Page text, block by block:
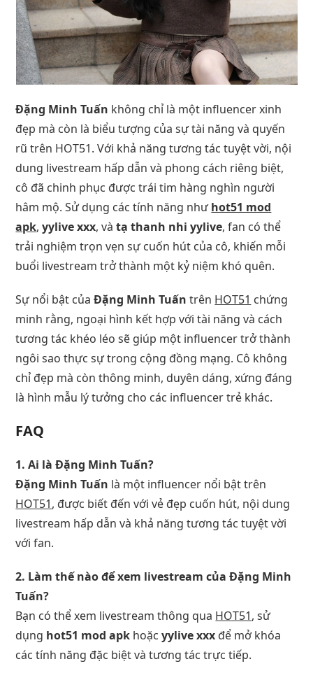
Đặng Minh Tuấn không chỉ là một influencer xinh
đẹp mà còn là biểu tượng của sự tài năng và quyến
rũ trên HOT51. Với khả năng tương tác tuyệt vời, nội
dung livestream hấp dẫn và phong cách riêng biệt,
cô đã chinh phục được trái tim hàng nghìn người
hâm mộ. Sử dụng các tính năng nhưhot51 mod
apk,yylive xxx, vàtạ thanh nhi yylive, fan có thể
trải nghiệm trọn vẹn sự cuốn hút của cô, khiến mỗi
buổi livestream trở thành một kỷ niệm khó quên.
Sự nổi bật củaĐặng Minh Tuấn trên HOT51 chứng
minh rằng, ngoại hình kết hợp với tài năng và cách
tương tác khéo léo sẽ giúp một influencer trở thành
ngôi sao thực sự trong cộng đồng mạng. Cô không
chỉ đẹp mà còn thông minh, duyên dáng, xứng đáng
là hình mẫu lý tưởng cho các influencer trẻ khác.
FAQ
1. Ai là Đặng Minh Tuấn?
Đặng Minh Tuấn là một influencer nổi bật trên
HOT51, được biết đến với vẻ đẹp cuốn hút, nội dung
livestream hấp dẫn và khả năng tương tác tuyệt vời
với fan.
2. Làm thế nào để xem livestream của Đặng Minh
Tuấn?
Bạn có thể xem livestream thông qua HOT51, sử
dụng hot51 mod apk hoặcyylive xxx để mở khóa
các tính năng đặc biệt và tương tác trực tiếp.